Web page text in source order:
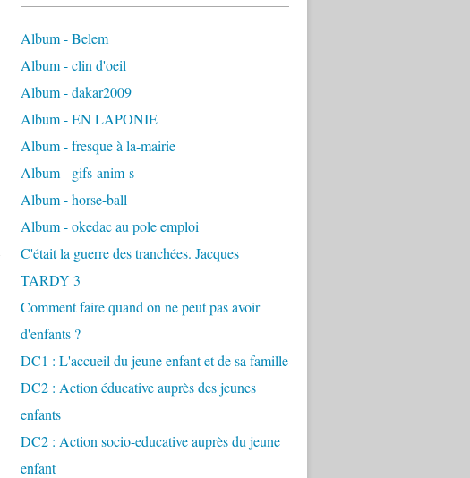
Album - Belem
Album - clin d'oeil
Album - dakar2009
Album - EN LAPONIE
Album - fresque à la-mairie
Album - gifs-anim-s
Album - horse-ball
Album - okedac au pole emploi
C'était la guerre des tranchées. Jacques
TARDY 3
Comment faire quand on ne peut pas avoir
d'enfants ?
DC1 : L'accueil du jeune enfant et de sa famille
DC2 : Action éducative auprès des jeunes
enfants
DC2 : Action socio-educative auprès du jeune
enfant